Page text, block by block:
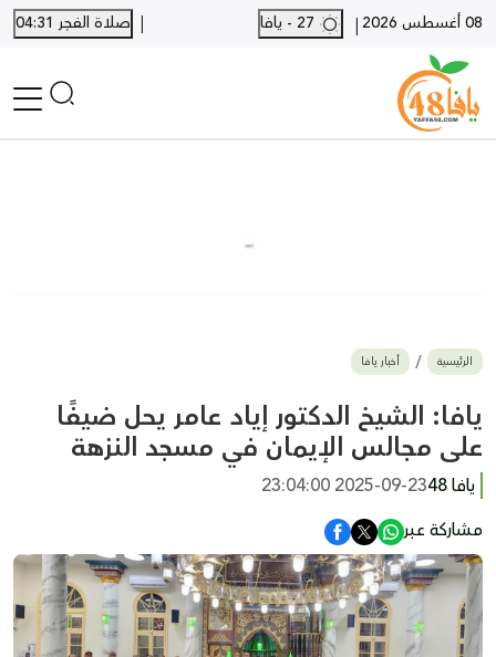
08 أغسطس 2026 |
| صلاة الفجر 04:31
بيع وشراء
أخبار القدس
وفيات
المزيد
ارسل خبر
الرئيسية أخبار يافا
يافا: الشيخ الدكتور إياد عامر يحل ضيفًا
على مجالس الإيمان في مسجد النزهة
يافا 48
2025-09-23 23:04:00
مشاركة عبر